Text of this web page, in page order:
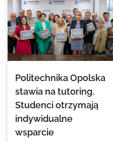
Politechnika Opolska
stawia na tutoring.
Studenci otrzymają
indywidualne
wsparcie